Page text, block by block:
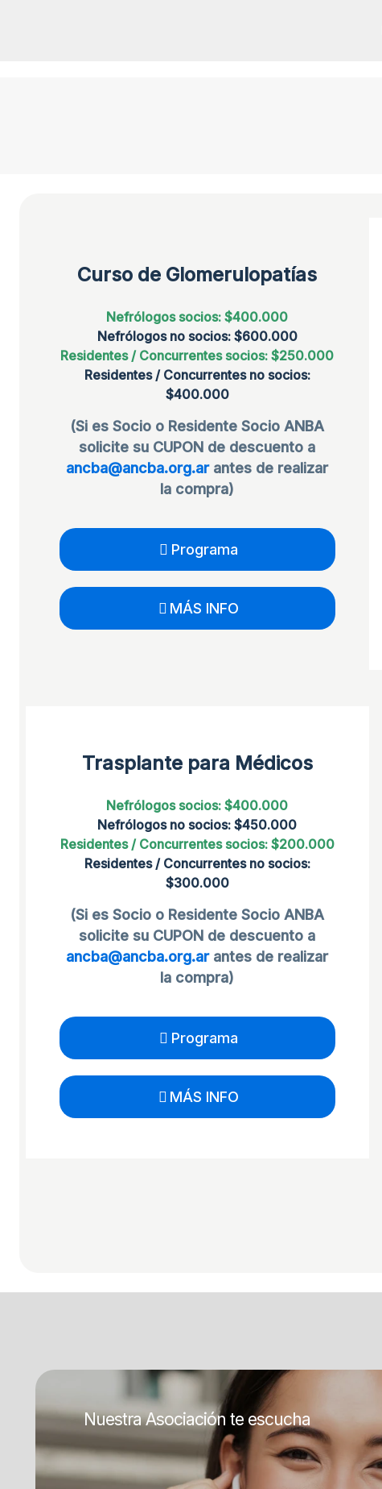
Curso de Glomerulopatías
Nefrólogossocios: $400.000
Nefrólogos no socios: $600.000
Residentes / Concurrentes socios: $250.000
Residentes / Concurrentes no socios:
$400.000
(Si es Socio o Residente Socio ANBA
solicite su CUPON de descuento a
ancba@ancba.org.arantes de realizar
la compra)
Programa
MÁS INFO
Trasplante para Médicos
Nefrólogos socios: $400.000
Nefrólogos no socios: $450.000
Residentes / Concurrentes socios: $200.000
Residentes / Concurrentes no socios:
$300.000
(Si es Socio o Residente Socio ANBA
solicite su CUPON de descuento a
ancba@ancba.org.arantes de realizar
la compra)
Programa
MÁS INFO
Nuestra Asociación te escucha